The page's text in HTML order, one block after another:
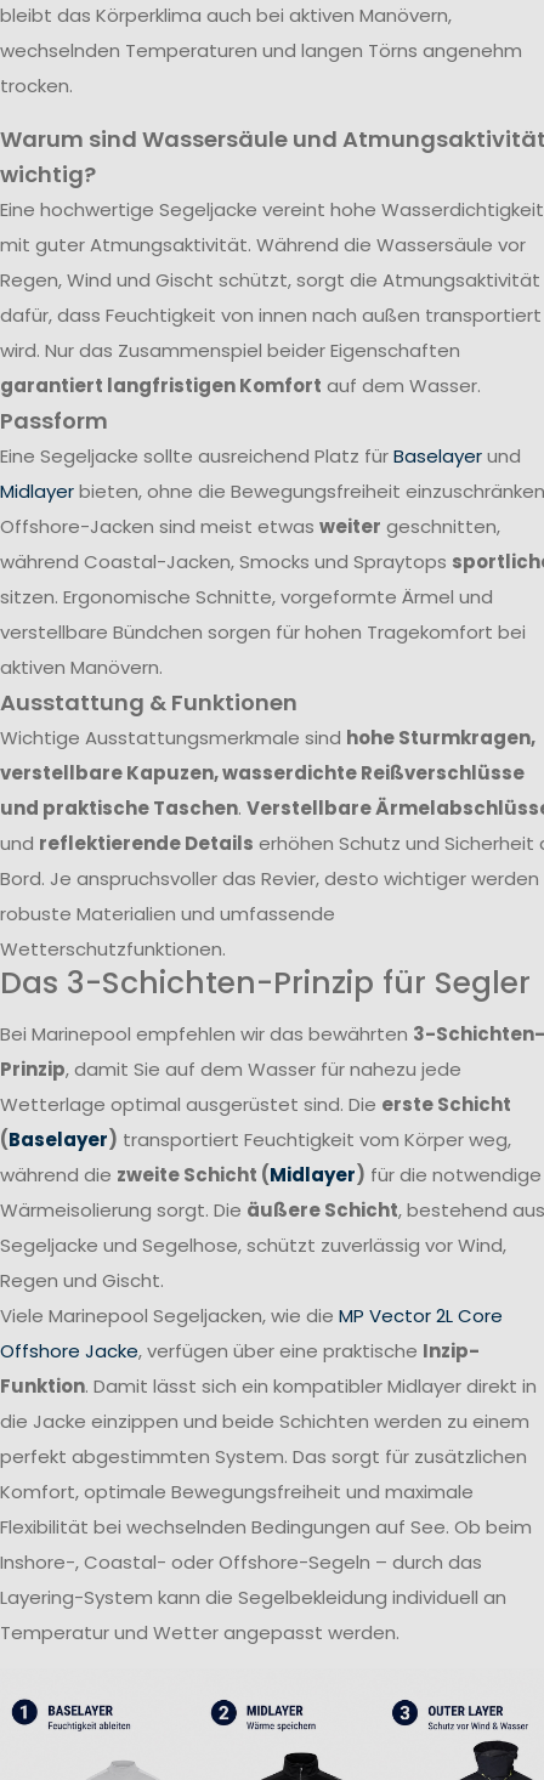
bleibt das Körperklima auch bei aktiven Manövern,
wechselnden Temperaturen und langen Törns angenehm
trocken.
Warum sind Wassersäule und
wichtig?
Eine hochwertige Segeljacke vereint hohe Wasserdichtigkeit
mit guter Atmungsaktivität. Während die Wassersäule vor
Regen, Wind und Gischt schützt, sorgt die Atmungsaktivität
dafür, dass Feuchtigkeit von innen nach außen transportiert
wird. Nur das Zusammenspiel beider Eigenschaften
garantiert langfristigen Komfort auf dem Wasser.
Passform
Eine Segeljacke sollte ausreichend Platz fürBaselayerund
Midlayerbieten, ohne die Bewegungsfreiheit
Offshore-Jacken sind meist etwas weiter geschnitten,
während Coastal-Jacken, Smocks und Spraytops
sitzen. Ergonomische Schnitte, vorgeformte Ärmel und
verstellbare Bündchen sorgen für hohen Tragekomfort bei
aktiven Manövern.
Ausstattung & Funktionen
Wichtige Ausstattungsmerkmale sind hohe Sturmkragen,
verstellbare Kapuzen, wasserdichte Reißverschlüsse
und praktische Taschen. Verstellbare
und reflektierende Details erhöhen Schutz und Sicherheit
Bord. Je anspruchsvoller das Revier, desto wichtiger werden
robuste Materialien und umfassende
Wetterschutzfunktionen.
Das 3-Schichten-Prinzip für Segler
Bei Marinepool empfehlen wir das bewährten 3-Schichten-
Prinzip, damit Sie auf dem Wasser für nahezu jede
Wetterlage optimal ausgerüstet sind. Die erste Schicht
(Baselayer) transportiert Feuchtigkeit vom Körper weg,
während die zweite Schicht (Midlayer) für die notwendige
Wärmeisolierung sorgt. Die äußere Schicht, bestehend aus
Segeljacke und Segelhose, schützt zuverlässig vor Wind,
Regen und Gischt.
Viele Marinepool Segeljacken, wie die MP Vector 2L Core
Offshore Jacke, verfügen über eine praktische Inzip-
Funktion. Damit lässt sich ein kompatibler Midlayer direkt in
die Jacke einzippen und beide Schichten werden zu einem
perfekt abgestimmten System. Das sorgt für zusätzlichen
Komfort, optimale Bewegungsfreiheit und maximale
Flexibilität bei wechselnden Bedingungen auf See. Ob beim
Inshore-, Coastal- oder Offshore-Segeln – durch das
Layering-System kann die Segelbekleidung individuell an
Temperatur und Wetter angepasst werden.